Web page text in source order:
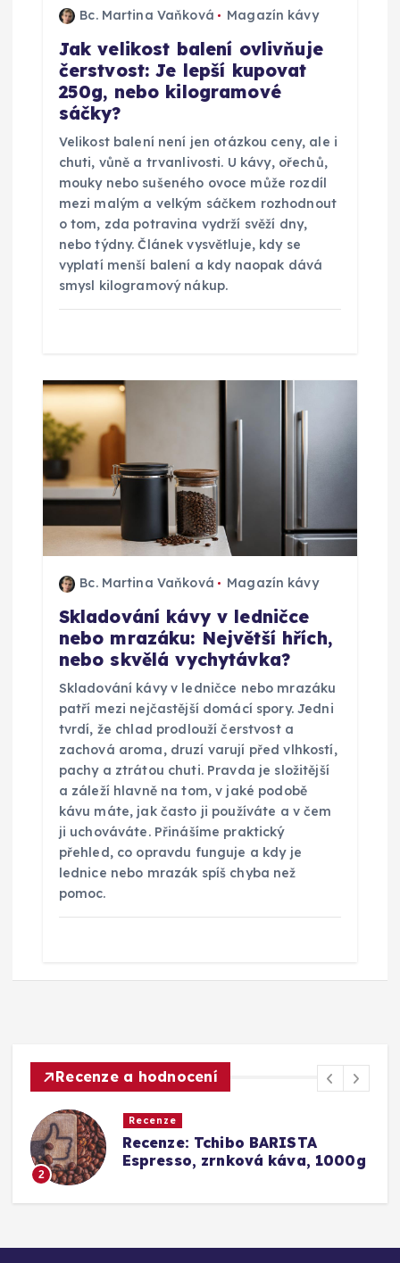
Bc. Martina Vaňková Magazín kávy
Jak velikost balení ovlivňuje
čerstvost: Je lepší kupovat
250g, nebo kilogramové
sáčky?
Velikost balení není jen otázkou ceny, ale i
chuti, vůně a trvanlivosti. U kávy, ořechů,
mouky nebo sušeného ovoce může rozdíl
mezi malým a velkým sáčkem rozhodnout
o tom, zda potravina vydrží svěží dny,
nebo týdny. Článek vysvětluje, kdy se
vyplatí menší balení a kdy naopak dává
smysl kilogramový nákup.
Bc. Martina Vaňková Magazín kávy
Skladování kávy v ledničce
nebo mrazáku: Největší hřích,
nebo skvělá vychytávka?
Skladování kávy v ledničce nebo mrazáku
patří mezi nejčastější domácí spory. Jedni
tvrdí, že chlad prodlouží čerstvost a
zachová aroma, druzí varují před vlhkostí,
pachy a ztrátou chuti. Pravda je složitější
a záleží hlavně na tom, v jaké podobě
kávu máte, jak často ji používáte a v čem
ji uchováváte. Přinášíme praktický
přehled, co opravdu funguje a kdy je
lednice nebo mrazák spíš chyba než
pomoc.
Recenze a hodnocení
2
Recenze
Recenze: Tchibo BARISTA
Espresso, zrnková káva, 1000g